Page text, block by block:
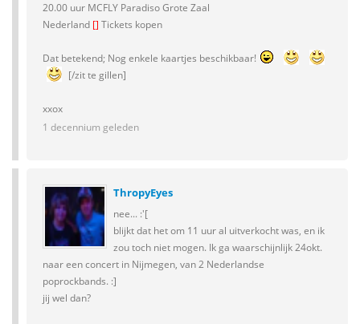
20.00 uur MCFLY Paradiso Grote Zaal
Nederland [] Tickets kopen
Dat betekend; Nog enkele kaartjes beschikbaar!
[/zit te gillen]
xxox
1 decennium geleden
ThropyEyes
nee... :'[
blijkt dat het om 11 uur al uitverkocht was, en ik
zou toch niet mogen. Ik ga waarschijnlijk 24okt.
naar een concert in Nijmegen, van 2 Nederlandse
poprockbands. :]
jij wel dan?